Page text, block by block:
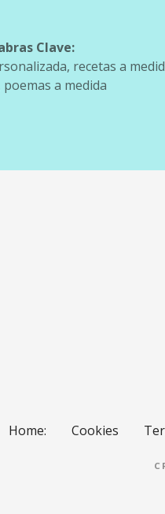
Clave:
recetas a
a medida
Home: Cookies